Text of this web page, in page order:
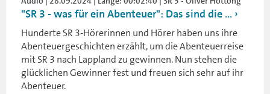
"SR 3 - was für ein Abenteuer": Das sind die ...
Hunderte SR 3-Hörerinnen und Hörer haben uns ihre
Abenteuergeschichten erzählt, um die Abenteuerreise
mit SR 3 nach Lappland zu gewinnen. Nun stehen die
glücklichen Gewinner fest und freuen sich sehr auf ihr
Abenteuer.